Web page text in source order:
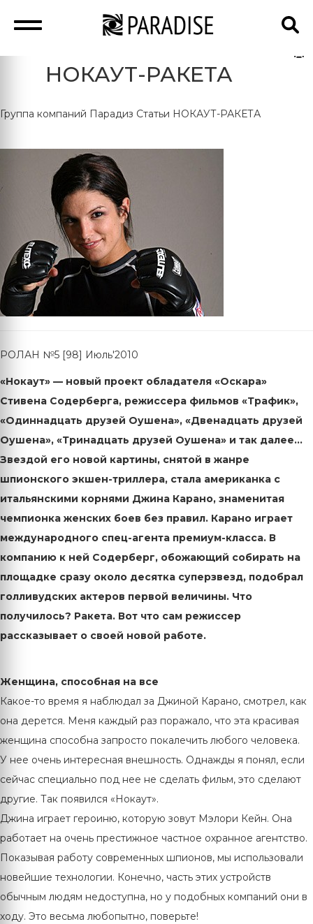
НОКАУТ-РАКЕТА
Группа компаний Парадиз Статьи НОКАУТ-РАКЕТА
РОЛАН №5 [98] Июль'2010
«Нокаут» — новый проект обладателя «Оскара»
Стивена Содерберга, режиссера фильмов «Трафик»,
«Одиннадцать друзей Оушена», «Двенадцать друзей
Оушена», «Тринадцать друзей Оушена» и так далее…
Звездой его новой картины, снятой в жанре
шпионского экшен-триллера, стала американка с
итальянскими корнями Джина Карано, знаменитая
чемпионка женских боев без правил. Карано играет
международного спец-агента премиум-класса. В
компанию к ней Содерберг, обожающий собирать на
площадке сразу около десятка суперзвезд, подобрал
голливудских актеров первой величины. Что
получилось? Ракета. Вот что сам режиссер
рассказывает о своей новой работе.
Женщина, способная на все
Какое-то время я наблюдал за Джиной Карано, смотрел, как
она дерется. Меня каждый раз поражало, что эта красивая
женщина способна запросто покалечить любого человека.
У нее очень интересная внешность. Однажды я понял, если
сейчас специально под нее не сделать фильм, это сделают
другие. Так появился «Нокаут».
Джина играет героиню, которую зовут Мэлори Кейн. Она
работает на очень престижное частное охранное агентство.
Показывая работу современных шпионов, мы использовали
новейшие технологии. Конечно, часть этих устройств
обычным людям недоступна, но у подобных компаний они в
ходу. Это весьма любопытно, поверьте!